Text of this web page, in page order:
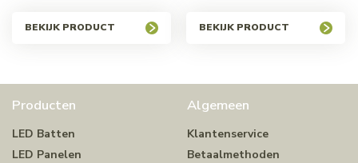
BEKIJK PRODUCT BEKIJK PRODUCT
Producten
LED Batten
LED Panelen
Algemeen
Klantenservice
Betaalmethoden